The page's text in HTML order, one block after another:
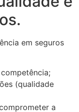
em seguros
(qualidade
a